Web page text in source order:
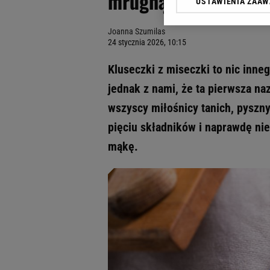
Joanna Szumilas
24 stycznia 2026, 10:15
Kluseczki z miseczki to nic
jednak z nami, że ta pierwsza
wszyscy miłośnicy tanich,
pięciu składników i naprawdę
mąkę.
Klikając „Akceptuję”
odnośnik „Ustawienia
My, nasi Zaufani
Użycie dokładnych
Przechowywanie
badnie odbiorców i